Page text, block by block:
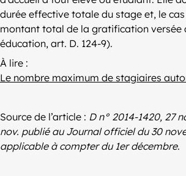
durée effective totale du stage et, le
montant total de la gratification versée
éducation, art. D. 124-9).
À lire :
Le nombre maximum de stagiaires
Source de l’article : D n° 2014-1420, 27
nov. publié au Journal officiel du 30
applicable à compter du 1er décembre.